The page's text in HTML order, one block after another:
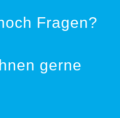
Fragen?
gerne